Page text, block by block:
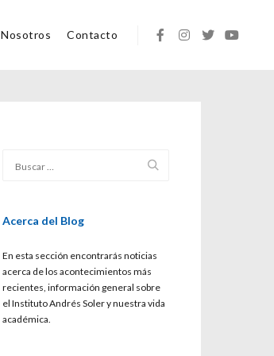
Nosotros Contacto
Acerca del Blog
En esta sección encontrarás noticias
acerca de los acontecimientos más
recientes, información general sobre
el Instituto Andrés Soler y nuestra vida
académica.